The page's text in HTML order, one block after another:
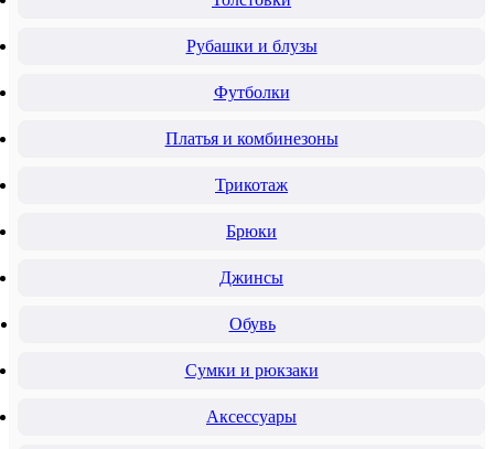
Рубашки и блузы
Футболки
Платья и комбинезоны
Трикотаж
Брюки
Джинсы
Обувь
Сумки и рюкзаки
Аксессуары